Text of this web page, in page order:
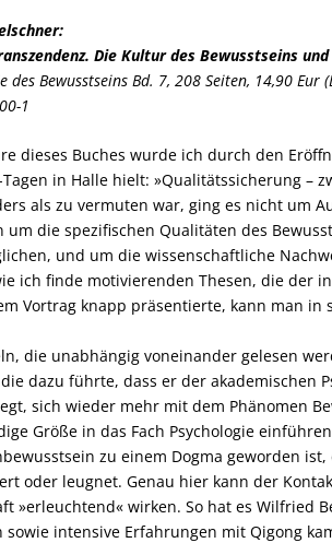
Die Kultur des Bewusstseins
des Bewusstseins Bd. 7, 208 Seiten, 14,90 Eur
1
dieses Buches wurde ich durch den
in Halle hielt: »Qualitätssicherung –
als zu vermuten war, ging es nicht um
um die spezifischen Qualitäten des
und um die wissenschaftliche
ich finde motivierenden Thesen, die der
Vortrag knapp präsentierte, kann man in
die unabhängig voneinander gelesen
dazu führte, dass er der akademischen
sich wieder mehr mit dem Phänomen
Größe in das Fach Psychologie
zu einem Dogma geworden
oder leugnet. Genau hier kann der
»erleuchtend« wirken. So hat es Wilfried
sowie intensive Erfahrungen mit Qigong